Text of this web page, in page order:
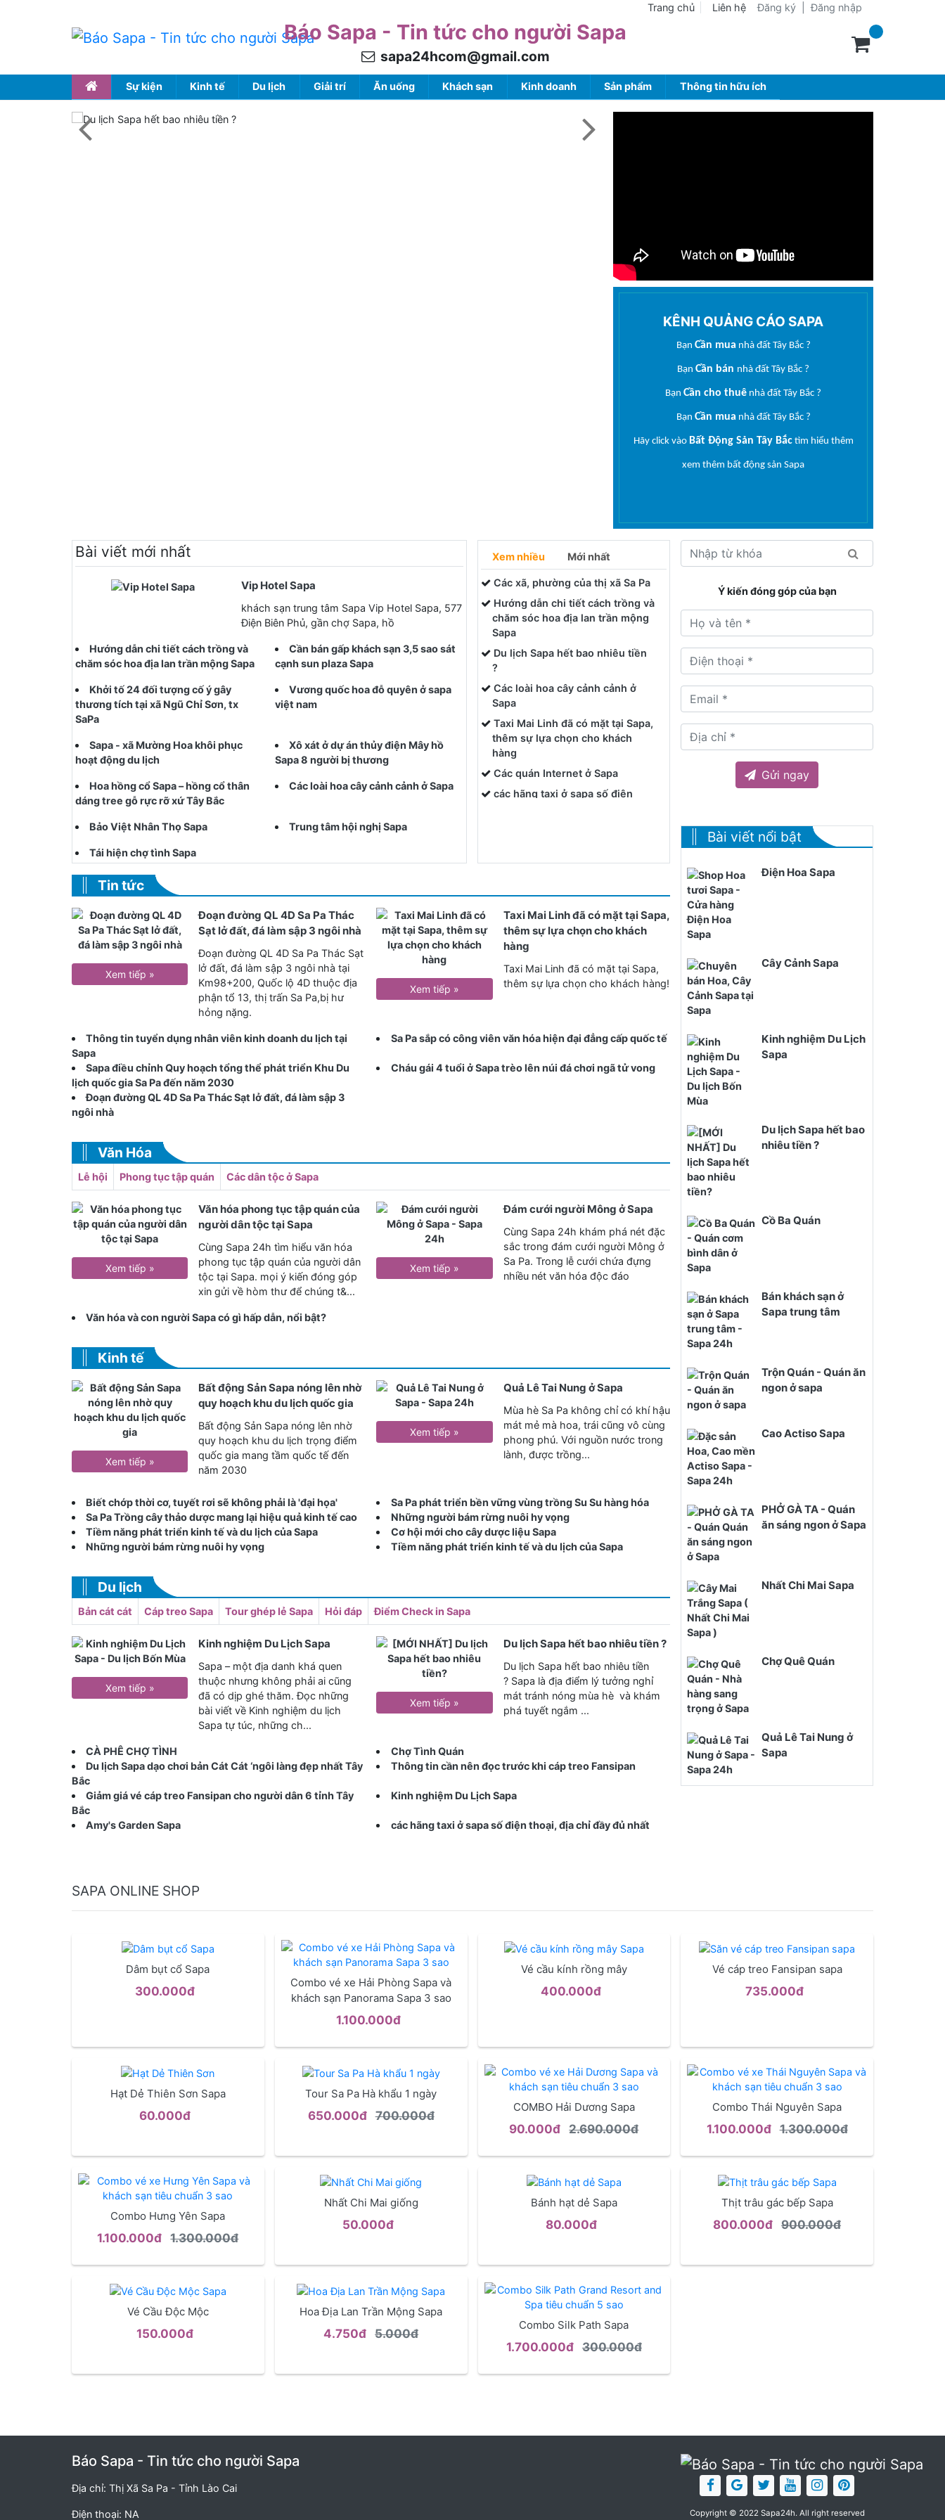
Trang chủ Liên hệ Đăng ký Đăng nhập
Báo Sapa - Tin tức cho người Sapa
sapa24hcom@gmail.com
Sự kiện Kinh tế Du lịch Giải trí Ăn uống Khách sạn Kinh doanh Sản phẩm Thông tin hữu ích
KÊNH QUẢNG CÁO SAPA
Bạn Cần mua nhà đất Tây Bắc ?
Bạn Cần bán nhà đất Tây Bắc ?
Bạn Cần cho thuê nhà đất Tây Bắc ?
Bạn Cần mua nhà đất Tây Bắc ?
Hãy click vào Bất Động Sản Tây Bắc tìm hiểu thêm
xem thêm bất động sản Sapa
Bài viết mới nhất
Vip Hotel Sapa
khách sạn trung tâm Sapa Vip Hotel Sapa, 577
Điện Biên Phủ, gần chợ Sapa, hồ
Hướng dẫn chi tiết cách trồng và
chăm sóc hoa địa lan trần mộng Sapa
Cần bán gấp khách sạn 3,5 sao sát
cạnh sun plaza Sapa
Khởi tố 24 đối tượng cố ý gây
thương tích tại xã Ngũ Chỉ Sơn, tx
SaPa
Vương quốc hoa đỗ quyên ở sapa
việt nam
Sapa - xã Mường Hoa khôi phục
hoạt động du lịch
Xô xát ở dự án thủy điện Mây hồ
Sapa 8 người bị thương
Hoa hồng cổ Sapa – hồng cổ thân
dáng tree gỗ rực rỡ xứ Tây Bắc
Các loài hoa cây cảnh cảnh ở Sapa
Bảo Việt Nhân Thọ Sapa Trung tâm hội nghị Sapa
Tái hiện chợ tình Sapa
Xem nhiều Mới nhất
Các xã, phường của thị xã Sa Pa
Hướng dẫn chi tiết cách trồng và
chăm sóc hoa địa lan trần mộng
Sapa
Du lịch Sapa hết bao nhiêu tiền
?
Các loài hoa cây cảnh cảnh ở
Sapa
Taxi Mai Linh đã có mặt tại Sapa,
thêm sự lựa chọn cho khách
hàng
Các quán Internet ở Sapa
các hãng taxi ở sapa số điện
du lịch của Sapa
nhà hàng Vua Vịt đủ món Sapa
Tin tức
Xem tiếp »
Đoạn đường QL 4D Sa Pa Thác
Sạt lở đất, đá làm sập 3 ngôi nhà
Đoạn đường QL 4D Sa Pa Thác Sạt
lở đất, đá làm sập 3 ngôi nhà tại
Km98+200, Quốc lộ 4D thuộc địa
phận tổ 13, thị trấn Sa Pa,bị hư
hỏng nặng.
Xem tiếp »
Taxi Mai Linh đã có mặt tại Sapa,
thêm sự lựa chọn cho khách
hàng
Taxi Mai Linh đã có mặt tại Sapa,
thêm sự lựa chọn cho khách hàng!
Thông tin tuyển dụng nhân viên kinh doanh du lịch tại
Sapa
Sa Pa sắp có công viên văn hóa hiện đại đẳng cấp quốc tế
Sapa điều chỉnh Quy hoạch tổng thể phát triển Khu Du
lịch quốc gia Sa Pa đến năm 2030
Cháu gái 4 tuổi ở Sapa trèo lên núi đá chơi ngã tử vong
Đoạn đường QL 4D Sa Pa Thác Sạt lở đất, đá làm sập 3
ngôi nhà
Văn Hóa
Lễ hội Phong tục tập quán Các dân tộc ở Sapa
Xem tiếp »
Văn hóa phong tục tập quán của
người dân tộc tại Sapa
Cùng Sapa 24h tìm hiểu văn hóa
phong tục tập quán của người dân
tộc tại Sapa. mọi ý kiến đóng góp
xin gửi về hòm thư để chúng t&...
Xem tiếp »
Đám cưới người Mông ở Sapa
Cùng Sapa 24h khám phá nét đặc
sắc trong đám cưới người Mông ở
Sa Pa. Trong lễ cưới chứa đựng
nhiều nét văn hóa độc đáo
Văn hóa và con người Sapa có gì hấp dẫn, nổi bật?
Kinh tế
Xem tiếp »
Bất động Sản Sapa nóng lên nhờ
quy hoạch khu du lịch quốc gia
Bất động Sản Sapa nóng lên nhờ
quy hoạch khu du lịch trọng điểm
quốc gia mang tầm quốc tế đến
năm 2030
Xem tiếp »
Quả Lê Tai Nung ở Sapa
Mùa hè Sa Pa không chỉ có khí hậu
mát mẻ mà hoa, trái cũng vô cùng
phong phú. Với nguồn nước trong
lành, được trồng...
Biết chớp thời cơ, tuyết rơi sẽ không phải là 'đại họa'
Sa Pa phát triển bền vững vùng trồng Su Su hàng hóa
Sa Pa Trồng cây thảo dược mang lại hiệu quả kinh tế cao
Những người bám rừng nuôi hy vọng
Tiềm năng phát triển kinh tế và du lịch của Sapa
Cơ hội mới cho cây dược liệu Sapa
Những người bám rừng nuôi hy vọng
Tiềm năng phát triển kinh tế và du lịch của Sapa
Du lịch
Bản cát cát Cáp treo Sapa Tour ghép lẻ Sapa Hỏi đáp Điểm Check in Sapa
Xem tiếp »
Kinh nghiệm Du Lịch Sapa
Sapa – một địa danh khá quen
thuộc nhưng không phải ai cũng
đã có dịp ghé thăm. Đọc những
bài viết về Kinh nghiệm du lịch
Sapa tự túc, những ch...
Xem tiếp »
Du lịch Sapa hết bao nhiêu tiền ?
Du lịch Sapa hết bao nhiêu tiền
? Sapa là địa điểm lý tưởng nghỉ
mát tránh nóng mùa hè và khám
phá tuyết ngắm ...
CÀ PHÊ CHỢ TÌNH
Chợ Tình Quán
Du lịch Sapa dạo chơi bản Cát Cát ‘ngôi làng đẹp nhất Tây
Bắc
Thông tin cần nên đọc trước khi cáp treo Fansipan
Giảm giá vé cáp treo Fansipan cho người dân 6 tỉnh Tây
Bắc
Kinh nghiệm Du Lịch Sapa
Amy's Garden Sapa các hãng taxi ở sapa số điện thoại, địa chỉ đầy đủ nhất
Ý kiến đóng góp của bạn
Gửi ngay
Bài viết nổi bật
Điện Hoa Sapa
Cây Cảnh Sapa
Kinh nghiệm Du Lịch
Sapa
Du lịch Sapa hết bao
nhiêu tiền ?
Cồ Ba Quán
Bán khách sạn ở
Sapa trung tâm
Trộn Quán - Quán ăn
ngon ở sapa
Cao Actiso Sapa
PHỞ GÀ TA - Quán
ăn sáng ngon ở Sapa
Nhất Chi Mai Sapa
Chợ Quê Quán
Quả Lê Tai Nung ở
Sapa
SAPA ONLINE SHOP
Dâm bụt cổ Sapa
300.000đ
Combo vé xe Hải Phòng Sapa và
khách sạn Panorama Sapa 3 sao
1.100.000đ
Vé cầu kính rồng mây
400.000đ
Vé cáp treo Fansipan sapa
735.000đ
Hạt Dẻ Thiên Sơn Sapa
60.000đ
Tour Sa Pa Hà khẩu 1 ngày
650.000đ 700.000đ
COMBO Hải Dương Sapa
90.000đ 2.690.000đ
Combo Thái Nguyên Sapa
1.100.000đ 1.300.000đ
Combo Hưng Yên Sapa
1.100.000đ 1.300.000đ
Nhất Chi Mai giống
50.000đ
Bánh hạt dẻ Sapa
80.000đ
Thịt trâu gác bếp Sapa
800.000đ 900.000đ
Vé Cầu Độc Mộc
150.000đ
Hoa Địa Lan Trần Mộng Sapa
4.750đ 5.000đ
Combo Silk Path Sapa
1.700.000đ 300.000đ
Báo Sapa - Tin tức cho người Sapa
Địa chỉ: Thị Xã Sa Pa - Tỉnh Lào Cai
Điện thoại: NA Copyright © 2022 Sapa24h. All right reserved